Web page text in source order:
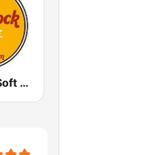
GotRadio - Soft Rock Cafe